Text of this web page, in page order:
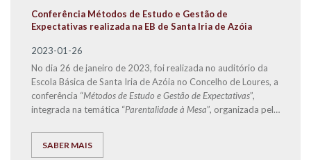
Conferência Métodos de Estudo e Gestão de
Expectativas realizada na EB de Santa Iria de Azóia
2023-01-26
No dia 26 de janeiro de 2023, foi realizada no auditório da
Escola Básica de Santa Iria de Azóia no Concelho de Loures, a
conferência “Métodos de Estudo e Gestão de Expectativas”,
integrada na temática “Parentalidade à Mesa”, organizada pela
EXPLICOLÂNDIA
SABER MAIS